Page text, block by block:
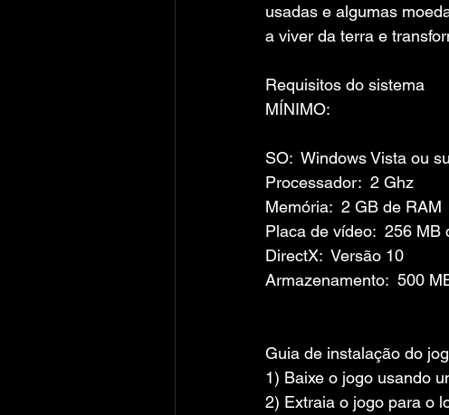
usadas e algumas
a viver da terra e
Requisitos do sistema
MÍNIMO:
SO:  Windows Vista ou
Processador:  2 Ghz
Memória:  2 GB de RAM
Placa de vídeo:  256 MB
DirectX:  Versão 10
Armazenamento:  500
Guia de instalação do
1) Baixe o jogo usando
2) Extraia o jogo para o